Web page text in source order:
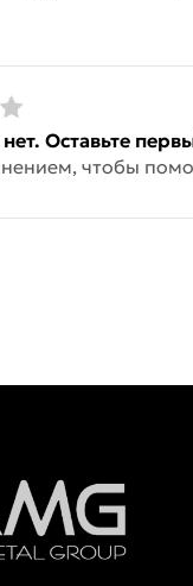
Оставьте
чтобы